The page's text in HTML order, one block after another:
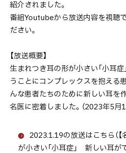
耳が
小さ
い「小
症」
新し
い耳
を作
る名
密着
紹介されました。
番組Youtubeから放送内容を視聴で
ださい。
【放送概要】
生まれつき耳の形が小さい「小耳
うことにコンプレックスを抱える
んな患者たちのために新しい耳を
名医に密着しました。（2023年5月
2023.1.19の放送はこちら（
が小さい「小耳症」 新しい耳が